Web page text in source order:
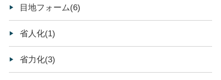
目地フォーム(6)
省人化(1)
省力化(3)